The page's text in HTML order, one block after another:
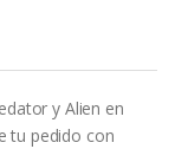
y Alien en
tu pedido con